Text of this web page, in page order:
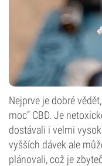
Nejprve je dobré
moc“ CBD. Je
dostávali i velmi
vyšších dávek ale
plánovali, což je